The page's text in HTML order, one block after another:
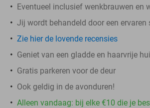
Eventueel inclusief wenkbrauwen en
Jij wordt behandeld door een ervaren
Zie hier de lovende recensies
Geniet van een gladde en haarvrije
Gratis parkeren voor de deur
Ook geldig in de avonduren!
Alleen vandaag: bij elke €10 die je